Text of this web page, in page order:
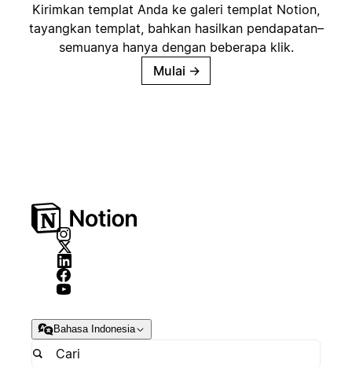
Kirimkan templat Anda ke galeri templat Notion,
tayangkan templat, bahkan hasilkan pendapatan–
semuanya hanya dengan beberapa klik.
Mulai →
Bahasa Indonesia